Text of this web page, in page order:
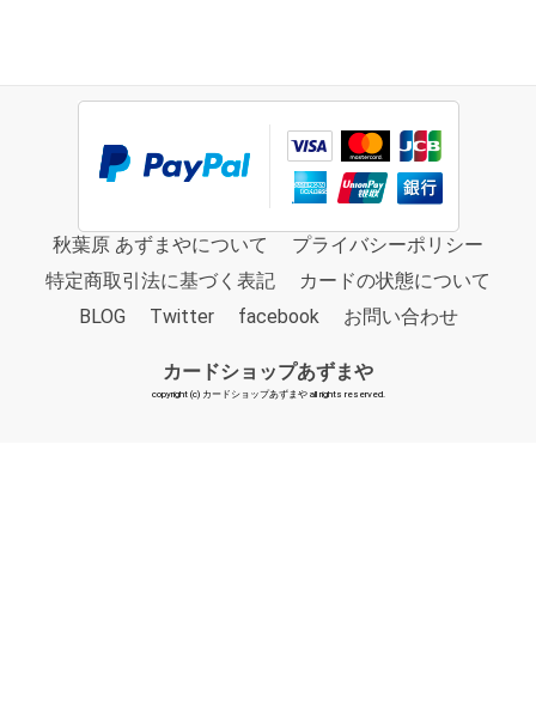
秋葉原 あずまやについて
プライバシーポリシー
特定商取引法に基づく表記
カードの状態について
BLOG
Twitter facebook お問い合わせ
カードショップあずまや
copyright (c) カードショップあずまや all rights reserved.